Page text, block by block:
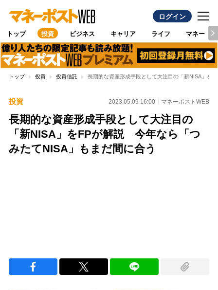
ログイン
トップ 投資 ビジネス キャリア ライフ マネー
トップ 投資 投資信託 長期的な資産形成手段として大注目の「新NISA」を
投資 2023.05.09 16:00 マネーポストWEB
長期的な資産形成手段として大注目の
「新NISA」をFPが解説 今年なら「つ
みたてNISA」もまだ間に合う